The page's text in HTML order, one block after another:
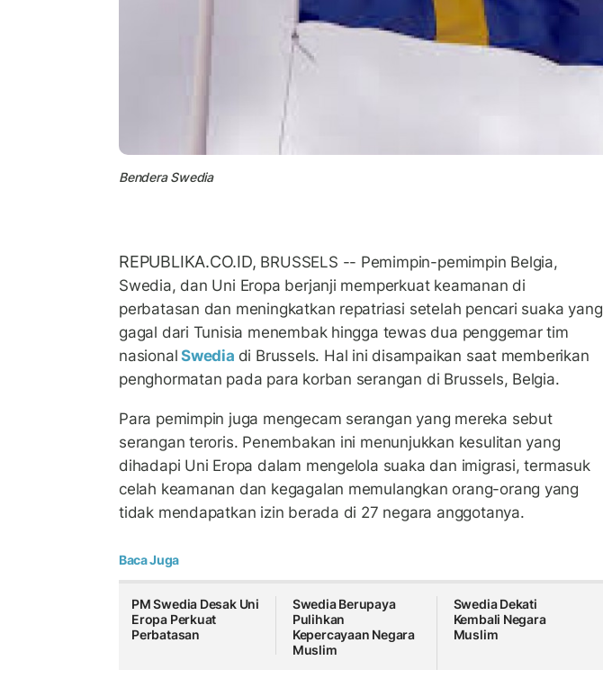
Bendera Swedia
REPUBLIKA.CO.ID, BRUSSELS -- Pemimpin-pemimpin Belgia,
Swedia, dan Uni Eropa berjanji memperkuat keamanan di
perbatasan dan meningkatkan repatriasi setelah pencari suaka yang
gagal dari Tunisia menembak hingga tewas dua penggemar tim
nasional Swedia di Brussels. Hal ini disampaikan saat memberikan
penghormatan pada para korban serangan di Brussels, Belgia.
Para pemimpin juga mengecam serangan yang mereka sebut
serangan teroris. Penembakan ini menunjukkan kesulitan yang
dihadapi Uni Eropa dalam mengelola suaka dan imigrasi, termasuk
celah keamanan dan kegagalan memulangkan orang-orang yang
tidak mendapatkan izin berada di 27 negara anggotanya.
Baca Juga
PM Swedia Desak Uni
Eropa Perkuat
Perbatasan
Swedia Berupaya
Pulihkan
Kepercayaan Negara
Muslim
Swedia Dekati
Kembali Negara
Muslim